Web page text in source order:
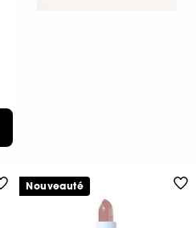
Nouveauté